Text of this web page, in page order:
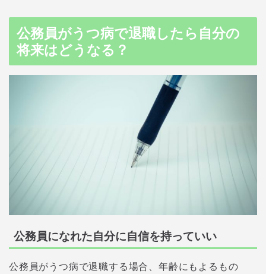
公務員がうつ病で退職したら自分の
将来はどうなる？
公務員になれた自分に自信を持っていい
公務員がうつ病で退職する場合、年齢にもよるもの